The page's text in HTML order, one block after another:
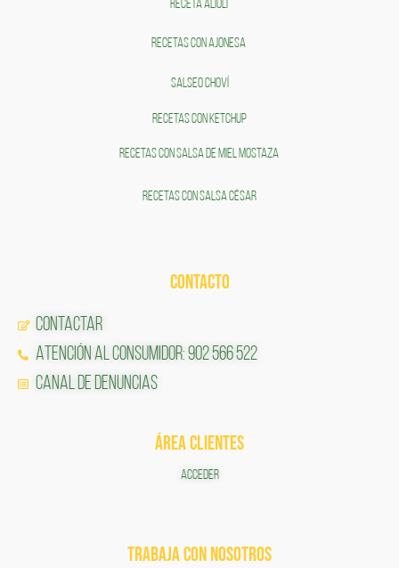
RECETA ALIOLI
RECETAS CON AJONESA
SALSEO CHOVÍ
RECETAS CON KETCHUP
RECETAS CON SALSA DE MIEL MOSTAZA
RECETAS CON SALSA CÉSAR
CONTACTO
Contactar
Atención al Consumidor: 902 566 522
Canal de Denuncias
ÁREA CLIENTES
ACCEDER
TRABAJA CON NOSOTROS